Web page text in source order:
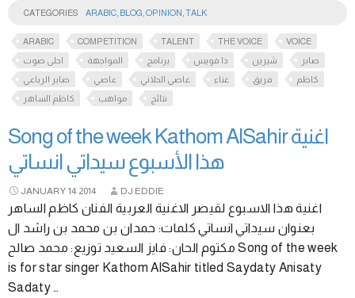
CATEGORIES ARABIC BLOG OPINION TALK
ARABIC COMPETITION TALENT THE VOICE
VOICE
احلى صوت
المواجهة برنامج ذا فويس شيرين
صابر
صابر الرباعي
عاصي عاصي الحلاني غناء فريق
كاظم
كاظم الساهر
مواهب نتائج
Song of the week Kathom AlSahir اغنية
هذا الأسبوع سيداتي انساتي
JANUARY 14 2014 DJ EDDIE
اغنية هذا الاسبوع لقيصر الاغنية العربية الفنان كاظم الساهر
بعنوان سيداتي انساتي كلمات: حمدان بن محمد بن راشد ال
مكتوم الحان: فايز السعيد توزيع: محمد صالح Song of the week
is for star singer Kathom AlSahir titled Saydaty Anisaty
Sadaty …